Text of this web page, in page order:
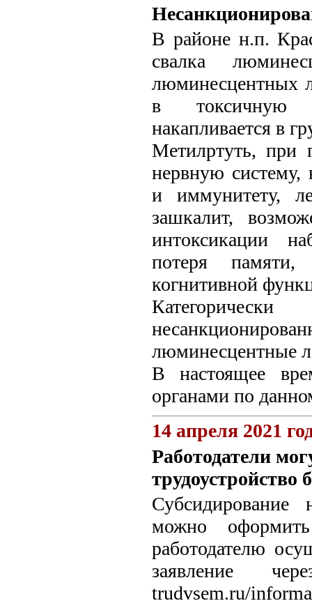
В районе н.п.
свалка
люминесцентных
в токсичную
накапливается в
Метилртуть, при
нервную
и иммунитету,
зашкалит,
интоксикации
потеря
когнитивной
люминесцентные
В настоящее
органами по
14 апреля 2021
Работодатели
трудоустройство
Субсидирование
можно
работодателю
заявление
trudvsem.ru/